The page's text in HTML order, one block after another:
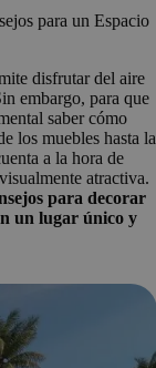
para un Espacio
disfrutar del aire
embargo, para que
saber cómo
los muebles hasta la
a la hora de
atractiva.
para decorar
un lugar único y